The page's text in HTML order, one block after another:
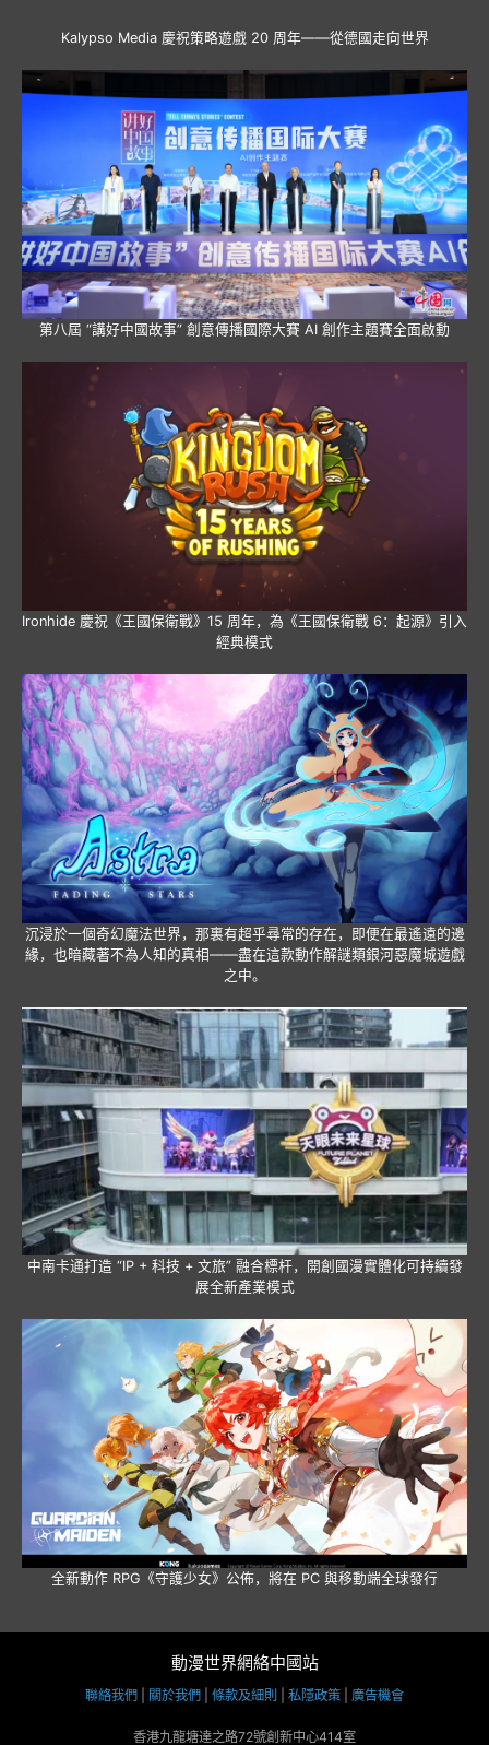
Kalypso Media 慶祝策略遊戲 20 周年——從德國走向世界
第八屆 “講好中國故事” 創意傳播國際大賽 AI 創作主題賽全面啟動
Ironhide 慶祝《王國保衛戰》15 周年，為《王國保衛戰 6：起源》引入
經典模式
沉浸於一個奇幻魔法世界，那裏有超乎尋常的存在，即便在最遙遠的邊
緣，也暗藏著不為人知的真相——盡在這款動作解謎類銀河惡魔城遊戲
之中。
中南卡通打造 “IP + 科技 + 文旅” 融合標杆，開創國漫實體化可持續發
展全新產業模式
全新動作 RPG《守護少女》公佈，將在 PC 與移動端全球發行
動漫世界網絡中國站
聯絡我們 關於我們 條款及細則 私隱政策 廣告機會
香港九龍塘達之路72號創新中心414室